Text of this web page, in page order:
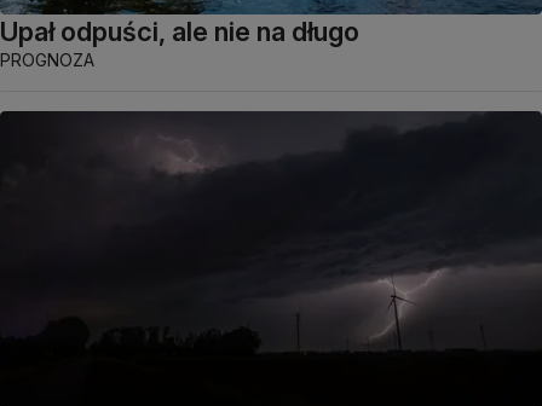
Upał odpuści, ale nie na długo
PROGNOZA